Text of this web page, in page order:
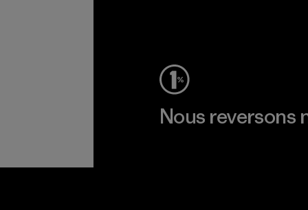
Nous reversons